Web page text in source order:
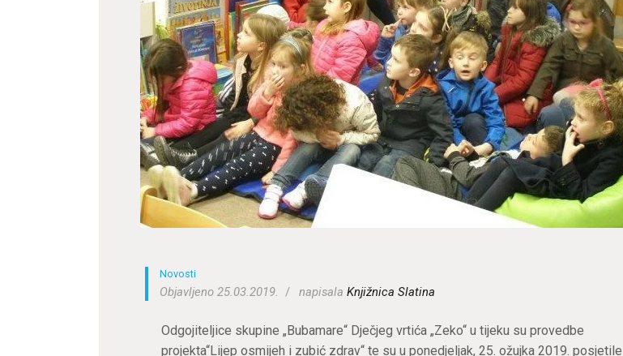
Novosti
Objavljeno 25.03.2019. napisalaKnjižnica Slatina
Odgojiteljice skupine „Bubamare“ Dječjeg vrtića „Zeko“ u tijeku su provedbe
projekta“Lijep osmijeh i zubić zdrav“ te su u ponedjeljak, 25. ožujka 2019. posjetile